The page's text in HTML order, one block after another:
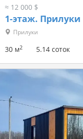
≈ 12 000 $
1-этаж. Прилуки
Прилуки
30 м2 5.14 соток